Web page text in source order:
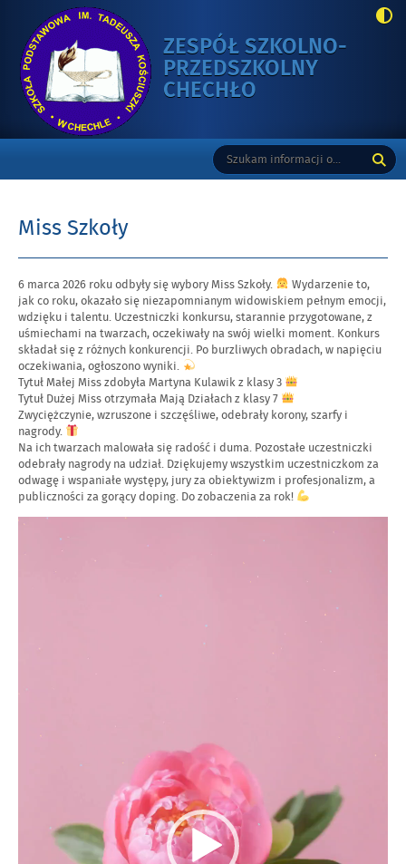
ZESPÓŁ SZKOLNO-
PRZEDSZKOLNY
CHECHŁO
SZKOŁY
Wyszukiwarka
Tutaj
wpisz
szukaną
Miss Szkoły
Opublikowano
w
dniu
6 marca 2026 roku odbyły się wybory Miss Szkoły.
Wydarzenie to,
jak co roku, okazało się niezapomnianym widowiskiem pełnym emocji,
wdzięku i talentu. Uczestniczki konkursu, starannie przygotowane, z
uśmiechami na twarzach, oczekiwały na swój wielki moment. Konkurs
składał się z różnych konkurencji. Po burzliwych obradach, w napięciu
oczekiwania, ogłoszono wyniki.
Tytuł Małej Miss zdobyła Martyna Kulawik z klasy 3
Tytuł Dużej Miss otrzymała Mają Działach z klasy 7
Zwyciężczynie, wzruszone i szczęśliwe, odebrały korony, szarfy i
nagrody.
Na ich twarzach malowała się radość i duma. Pozostałe uczestniczki
odebrały nagrody na udział. Dziękujemy wszystkim uczestniczkom za
odwagę i wspaniałe występy, jury za obiektywizm i profesjonalizm, a
publiczności za gorący doping. Do zobaczenia za rok!
Odtwarzacz